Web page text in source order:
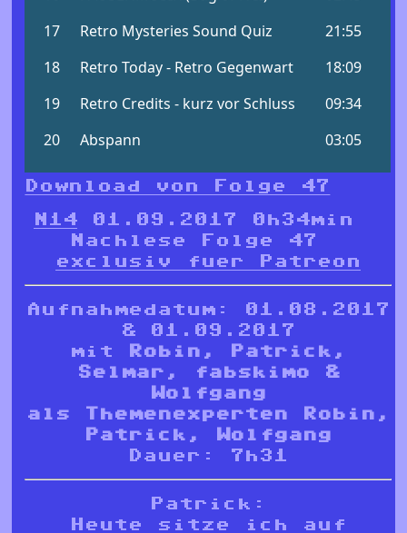
Download von Folge 47
N14 01.09.2017 0h34min
Nachlese Folge 47
exclusiv fuer Patreon
Aufnahmedatum: 01.08.2017
& 01.09.2017
mit
Robin, Patrick,
Selmar, fabskimo &
Wolfgang
als Themenexperten
Robin,
Patrick, Wolfgang
Dauer: 7h31
Patrick:
Heute sitze ich auf